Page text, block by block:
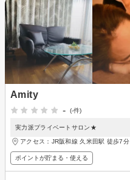
Amity
-
(-件)
実力派プライベートサロン★
アクセス：JR阪和線 久米田駅 徒歩7分
ポイントが貯まる・使える